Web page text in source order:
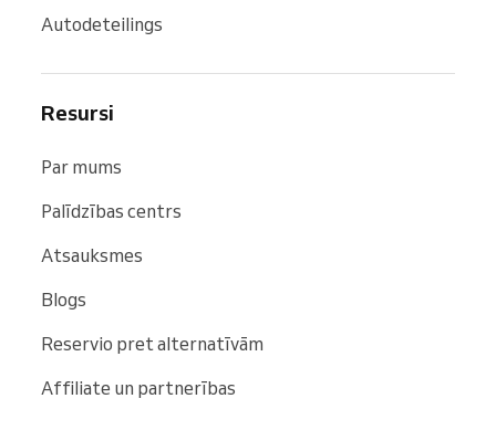
Autodeteilings
Resursi
Par mums
Palīdzības centrs
Atsauksmes
Blogs
Reservio pret alternatīvām
Affiliate un partnerības